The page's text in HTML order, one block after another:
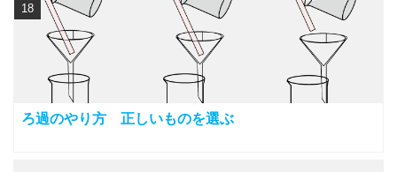
ろ過のやり方 正しいものを選ぶ
18